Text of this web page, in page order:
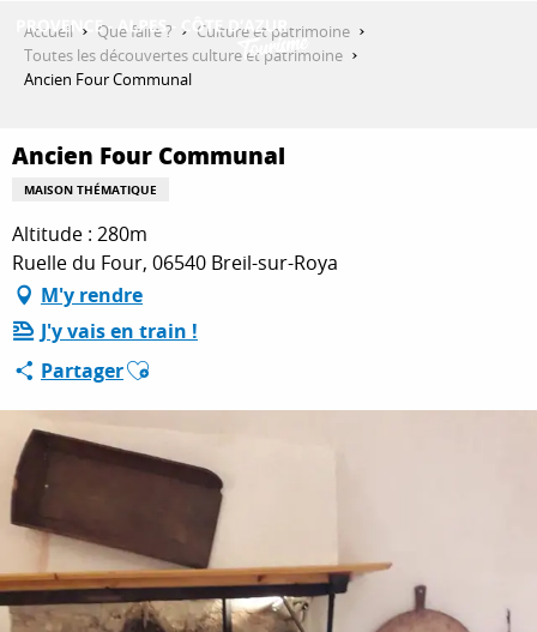
contenu
QUE FAIRE ?
SÉJOURNER
ESPACE PRO
Accueil Que faire ?
Culture et patrimoine
Toutes les découvertes culture et patrimoine
Ancien Four Communal
Ancien Four Communal
MAISON THÉMATIQUE
Altitude : 280m
Ruelle du Four, 06540 Breil-sur-Roya
M'y rendre
J'y vais en train !
PartagerAjouter aux favoris